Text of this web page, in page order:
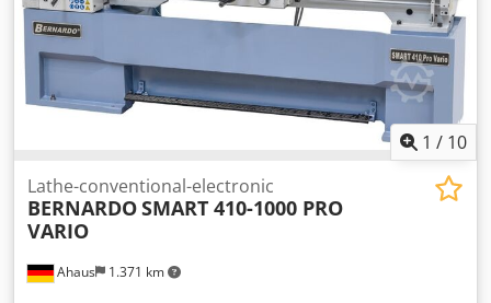
kutija - Velika širina otvora za mašinsku obradu velikih
radnih predmeta - Robusna konstrukcija u modernom
dizajnu Dksdsxaamhjpfx Ab Tjr Obim isporuke -
Segmentirani gornji snop - Biegesegm. 25 | 30 | 35 | 40 |
50 | 75 | 100 | 150 | 200 | 300 | 500 | 510 mm
1 / 10
Ahaus 1.371 km
Lathe-conventional-electronic
BERNARDOSMART 410-1000 PRO
VARIO